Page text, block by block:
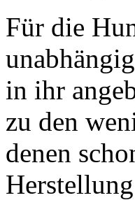
Für die
in ihr
zu den
denen